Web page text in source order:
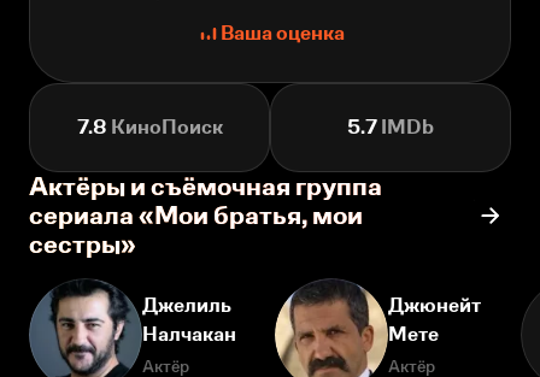
Ваша оценка
7.8 КиноПоиск 5.7 IMDb
Актёры и съёмочная группа
сериала «Мои братья, мои
сестры»
Джелиль
Налчакан
Актёр
Джюнейт
Мете
Актёр